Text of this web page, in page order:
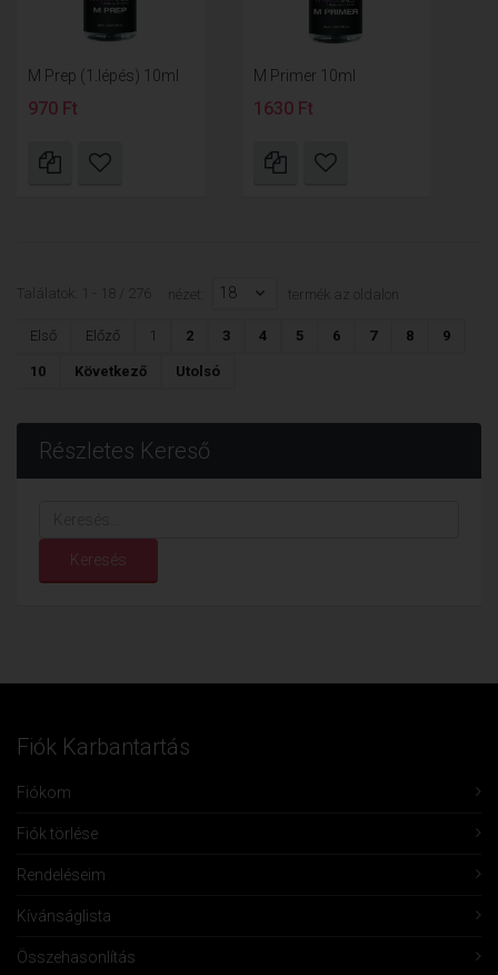
M Prep (1.lépés) 10ml
970 Ft
M Primer 10ml
1630 Ft
Találatok: 1 - 18 / 276 nézet: 18 termék az oldalon
Első Előző 1 2 3 4 5 6 7 8 9
10 Következő Utolsó
Részletes Kereső
Keresés
Fiók Karbantartás
Fiókom
Fiók törlése
Rendeléseim
Kívánságlista
Összehasonlítás